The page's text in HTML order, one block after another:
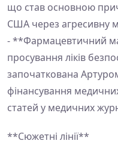
що став основною
США через агресивну
- **Фармацевтичний
просування ліків
започаткована
фінансування
статей у медичних
**Сюжетні лінії**